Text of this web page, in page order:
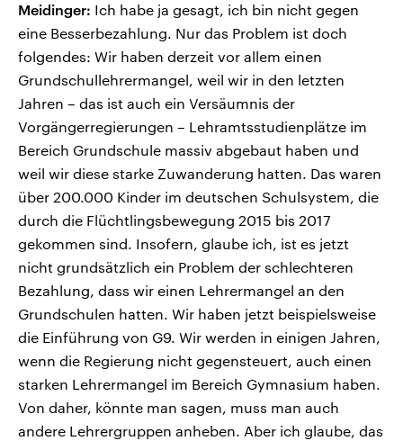
Meidinger: Ich habe ja gesagt, ich bin nicht gegen
eine Besserbezahlung. Nur das Problem ist doch
folgendes: Wir haben derzeit vor allem einen
Grundschullehrermangel, weil wir in den letzten
Jahren – das ist auch ein Versäumnis der
Vorgängerregierungen – Lehramtsstudienplätze im
Bereich Grundschule massiv abgebaut haben und
weil wir diese starke Zuwanderung hatten. Das waren
über 200.000 Kinder im deutschen Schulsystem, die
durch die Flüchtlingsbewegung 2015 bis 2017
gekommen sind. Insofern, glaube ich, ist es jetzt
nicht grundsätzlich ein Problem der schlechteren
Bezahlung, dass wir einen Lehrermangel an den
Grundschulen hatten. Wir haben jetzt beispielsweise
die Einführung von G9. Wir werden in einigen Jahren,
wenn die Regierung nicht gegensteuert, auch einen
starken Lehrermangel im Bereich Gymnasium haben.
Von daher, könnte man sagen, muss man auch
andere Lehrergruppen anheben. Aber ich glaube, das